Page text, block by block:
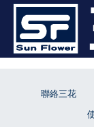
聯絡三花